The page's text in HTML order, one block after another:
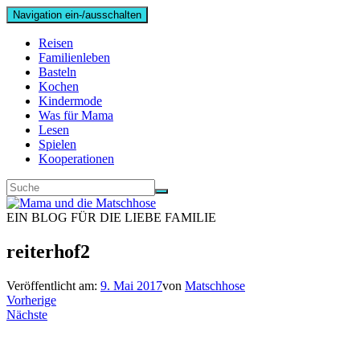
Navigation ein-/ausschalten
Reisen
Familienleben
Basteln
Kochen
Kindermode
Was für Mama
Lesen
Spielen
Kooperationen
EIN BLOG FÜR DIE LIEBE FAMILIE
reiterhof2
Veröffentlicht am: 9. Mai 2017von Matschhose
Vorherige
Nächste